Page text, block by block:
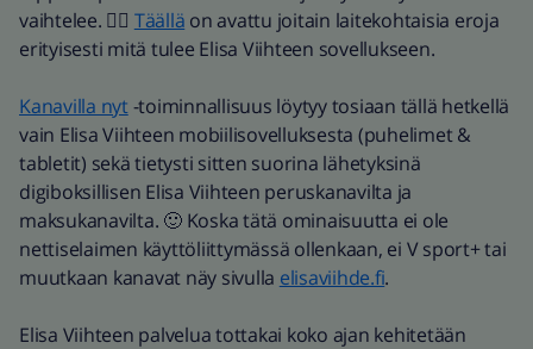
vaihtelee. 👍🏼 Täällä on avattu joitain laitekohtaisia eroja
erityisesti mitä tulee Elisa Viihteen sovellukseen.
Kanavilla nyt-toiminnallisuus löytyy tosiaan tällä hetkellä
vain Elisa Viihteen mobiilisovelluksesta (puhelimet &
tabletit) sekä tietysti sitten suorina lähetyksinä
digiboksillisen Elisa Viihteen peruskanavilta ja
maksukanavilta. 🙂 Koska tätä ominaisuutta ei ole
nettiselaimen käyttöliittymässä ollenkaan, ei V sport+ tai
muutkaan kanavat näy sivulla elisaviihde.fi.
Elisa Viihteen palvelua tottakai koko ajan kehitetään